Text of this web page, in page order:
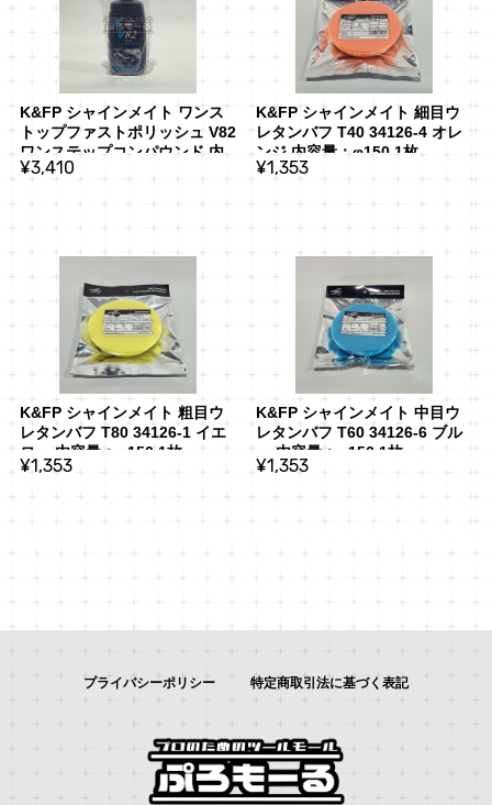
K&FP シャインメイト ワンス
トップファストポリッシュ V82
ワンステップコンパウンド 内
容量：500ml
¥3,410
K&FP シャインメイト 細目ウ
レタンバフ T40 34126-4 オレ
ンジ 内容量：φ150 1枚
¥1,353
K&FP シャインメイト 粗目ウ
レタンバフ T80 34126-1 イエ
ロー 内容量：φ150 1枚
¥1,353
K&FP シャインメイト 中目ウ
レタンバフ T60 34126-6 ブル
ー 内容量：φ150 1枚
¥1,353
プライバシーポリシー 特定商取引法に基づく表記